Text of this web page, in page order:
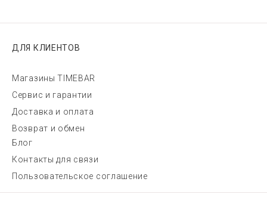
ДЛЯ КЛИЕНТОВ
Магазины TIMEBAR
Сервис и гарантии
Доставка и оплата
Возврат и обмен
Блог
Контакты для связи
Пользовательское соглашение